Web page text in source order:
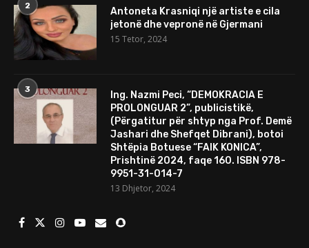
2
Antoneta Krasniqi një artiste e cila
jetonë dhe vepronë në Gjermani
15 Tetor, 2024
3
Ing. Nazmi Peci, “DEMOKRACIA E
PROLONGUAR 2”, publicistikë,
(Përgatitur për shtyp nga Prof. Demë
Jashari dhe Shefqet Dibrani), botoi
Shtëpia Botuese “FAIK KONICA”,
Prishtinë 2024, faqe 160. ISBN 978-
9951-31-014-7
13 Dhjetor, 2024